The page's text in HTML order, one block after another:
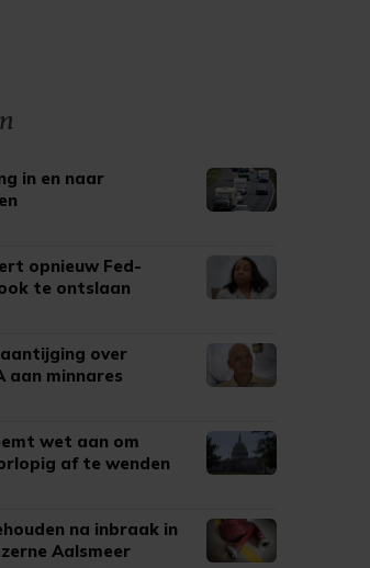
in en naar
opnieuw Fed-
te ontslaan
over
aan minnares
wet aan om
af te wenden
na inbraak in
Aalsmeer